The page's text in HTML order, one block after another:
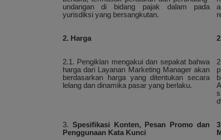
undangan di bidang pajak dalam pada
yurisdiksi yang bersangkutan.
2. Harga
2.1. Pengiklan mengakui dan sepakat bahwa
harga dari Layanan Marketing Manager akan
berdasarkan harga yang ditentukan secara
lelang dan dinamika pasar yang berlaku.
3. Spesifikasi Konten, Pesan Promo dan
Penggunaan Kata Kunci